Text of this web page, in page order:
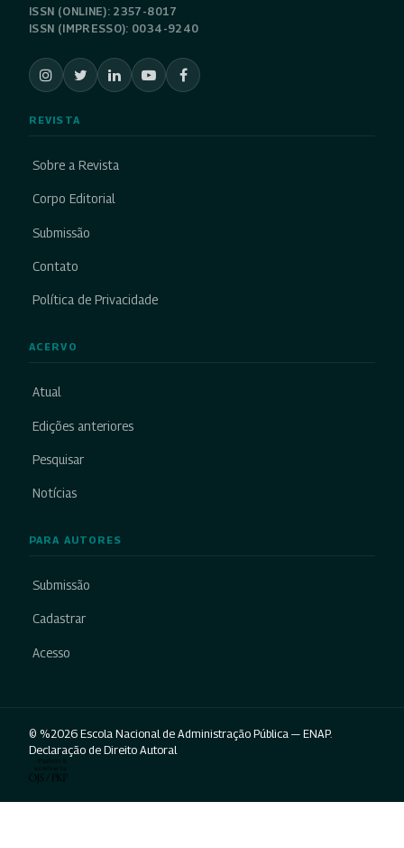
ISSN (ONLINE): 2357-8017
ISSN (IMPRESSO): 0034-9240
REVISTA
Sobre a Revista
Corpo Editorial
Submissão
Contato
Política de Privacidade
ACERVO
Atual
Edições anteriores
Pesquisar
Notícias
PARA AUTORES
Submissão
Cadastrar
Acesso
© %2026 Escola Nacional de Administração Pública — ENAP.
Declaração de Direito Autoral